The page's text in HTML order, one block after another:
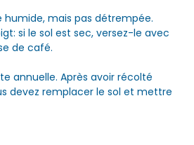
humide, mais pas détrempée.
si le sol est sec, versez-le avec
de café.
annuelle. Après avoir récolté
devez remplacer le sol et mettre